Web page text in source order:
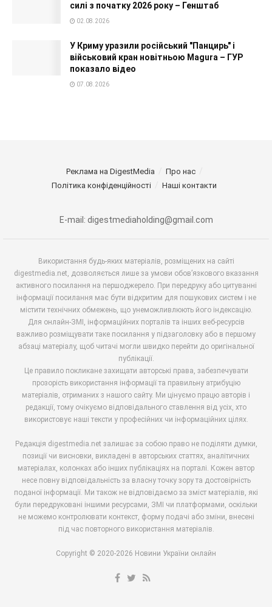
силі з початку 2026 року – Генштаб
02.08.2026
У Криму уразили російський "Панцирь" і
військовий кран новітньою Magura – ГУР
показало відео
07.08.2026
Реклама на DigestMedia
Про нас
Політика конфіденційності
Наші контакти
E-mail: digestmediaholding@gmail.com
Використання будь-яких матеріалів, розміщених на сайті
digestmedia.net, дозволяється лише за умови обов’язкового вказання
активного посилання на першоджерело. При передруку або цитуванні
інформації посилання має бути відкритим для пошукових систем і не
містити технічних обмежень, що унеможливлюють його індексацію.
Для онлайн-ЗМІ, інформаційних порталів та інших веб-ресурсів
важливо розміщувати таке посилання у підзаголовку або в першому
абзаці матеріалу, щоб читачі могли швидко перейти до оригінальної
публікації.
Це правило покликане захищати авторські права, забезпечувати
прозорість використання інформації та правильну атрибуцію
матеріалів, отриманих з нашого сайту. Ми цінуємо працю авторів і
редакції, тому очікуємо відповідального ставлення від усіх, хто
використовує наші тексти у професійних чи інформаційних цілях.
Редакція digestmedia.net залишає за собою право не поділяти думки,
позиції чи висновки, викладені в авторських статтях, аналітичних
матеріалах, колонках або інших публікаціях на порталі. Кожен автор
несе повну відповідальність за власну точку зору та достовірність
поданої інформації. Ми також не відповідаємо за зміст матеріалів, які
були передруковані іншими ресурсами, ЗМІ чи платформами, оскільки
не можемо контролювати контекст, форму подачі або зміни, внесені
під час повторного використання матеріалів.
Copyright © 2020-2026 Новини України онлайн